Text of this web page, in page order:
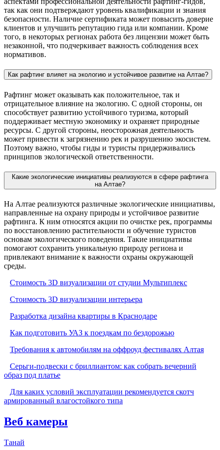
так как они подтверждают уровень квалификации и знания
безопасности. Наличие сертификата может повысить доверие
клиентов и улучшить репутацию гида или компании. Кроме
того, в некоторых регионах работа без лицензии может быть
незаконной, что подчеркивает важность соблюдения всех
нормативов.
Как рафтинг влияет на экологию и устойчивое развитие на Алтае?
Рафтинг может оказывать как положительное, так и
отрицательное влияние на экологию. С одной стороны, он
способствует развитию устойчивого туризма, который
поддерживает местную экономику и охраняет природные
ресурсы. С другой стороны, неосторожная деятельность
может привести к загрязнению рек и разрушению экосистем.
Поэтому важно, чтобы гиды и туристы придерживались
принципов экологической ответственности.
Какие экологические инициативы реализуются в сфере рафтинга
на Алтае?
На Алтае реализуются различные экологические инициативы,
направленные на охрану природы и устойчивое развитие
рафтинга. К ним относятся акции по очистке рек, программы
по восстановлению растительности и обучение туристов
основам экологического поведения. Такие инициативы
помогают сохранить уникальную природу региона и
привлекают внимание к важности охраны окружающей
среды.
Стоимость 3D визуализации от студии Мультиплекс
Стоимость 3D визуализации интерьера
Разработка дизайна квартиры в Краснодаре
Как подготовить УАЗ к поездкам по бездорожью
Требования к автомобилям на оффроуд фестивалях Алтая
Серьги-подвески с бриллиантом: как собрать вечерний
образ под платье
Для каких условий эксплуатации рекомендуется скотч
армированный влагостойкого типа
Веб камеры
Танай